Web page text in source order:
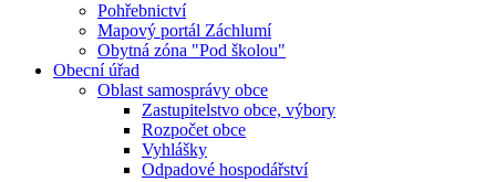
Pohřebnictví
Mapový portál Záchlumí
Obytná zóna "Pod školou"
Obecní úřad
Oblast samosprávy obce
Zastupitelstvo obce, výbory
Rozpočet obce
Vyhlášky
Odpadové hospodářství